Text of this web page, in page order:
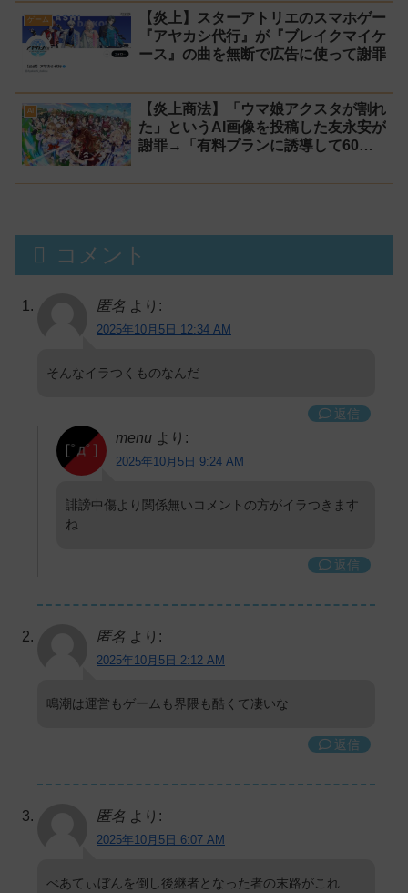
ゲーム
【炎上】スターアトリエのスマホゲー
『アヤカシ代行』が『ブレイクマイケ
ース』の曲を無断で広告に使って謝罪
AI
【炎上商法】「ウマ娘アクスタが割れ
た」というAI画像を投稿した友永安が
謝罪→「有料プランに誘導して60万
娘エロイラストをリポスト！
コメント
匿名 より:
2025年10月5日 12:34 AM
そんなイラつくものなんだ
返信
menu より:
2025年10月5日 9:24 AM
誹謗中傷より関係無いコメントの方がイラつきます
ね
返信
匿名 より:
2025年10月5日 2:12 AM
鳴潮は運営もゲームも界隈も酷くて凄いな
返信
匿名 より:
2025年10月5日 6:07 AM
べあてぃぼんを倒し後継者となった者の末路がこれ